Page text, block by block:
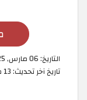
التاريخ:06 مارس, 2025
تاريخ آخر تحديث:13 مارس, 2025